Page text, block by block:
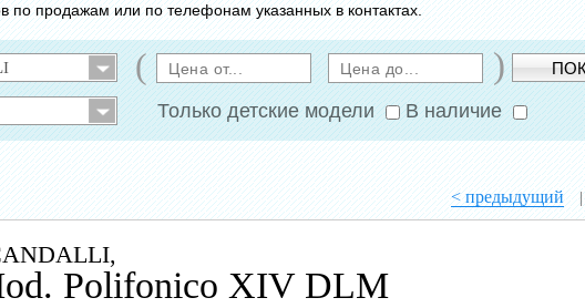
по продажам или по телефонам указанных в контактах.
( )
Только детские модели В наличие
< предыдущий |
Polifonico XIV DLM